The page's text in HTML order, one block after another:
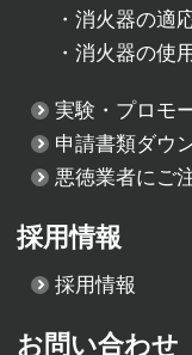
・消火器の適
・消火器の使
実験・プロモ
申請書類ダウ
悪徳業者にご
採用情報
採用情報
お問い合わせ